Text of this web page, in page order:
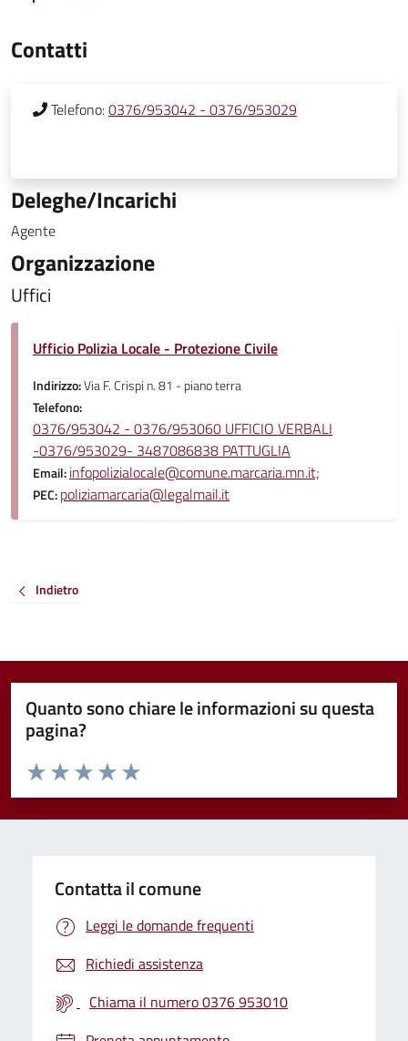
Contatti
Telefono:0376/953042 - 0376/953029
Deleghe/Incarichi
Agente
Organizzazione
Uffici
Ufficio Polizia Locale - Protezione Civile
Indirizzo:Via F. Crispi n. 81 - piano terra
Telefono:
0376/953042 - 0376/953060 UFFICIO VERBALI
-0376/953029- 3487086838 PATTUGLIA
Email:infopolizialocale@comune.marcaria.mn.it;
PEC:poliziamarcaria@legalmail.it
Indietro
Quanto sono chiare le informazioni su questa
pagina?
Valuta da 1 a 5 stelle la pagina
Valuta 5 stelle su 5
Valuta 4 stelle su 5
Valuta 3 stelle su 5
Valuta 2 stelle su 5
Valuta 1 stelle su 5
Contatta il comune
Leggi le domande frequenti
Richiedi assistenza
Chiama il numero 0376 953010